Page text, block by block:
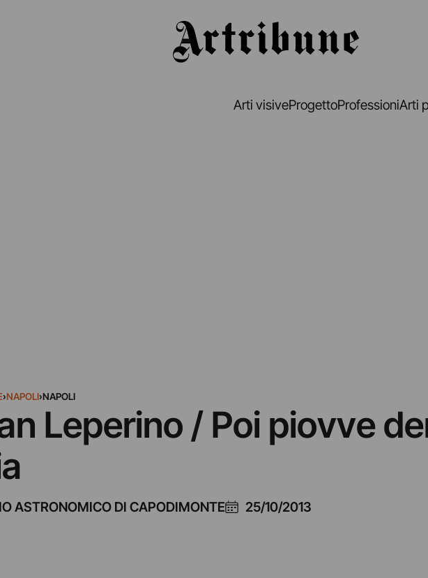
Arti visiveProgettoProfessioniArti
›NAPOLI›NAPOLI
Leperino / Poi piovve
ASTRONOMICO DI CAPODIMONTE 25/10/2013